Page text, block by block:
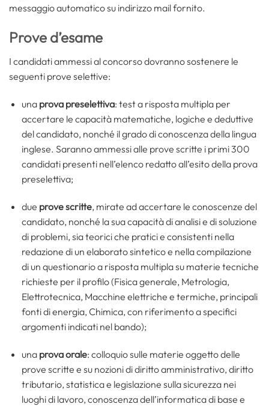
messaggio automatico su indirizzo mail fornito.
Prove d’esame
I candidati ammessi al concorso dovranno sostenere le
seguenti prove selettive:
una prova preselettiva: test a risposta multipla per
accertare le capacità matematiche, logiche e deduttive
del candidato, nonché il grado di conoscenza della lingua
inglese. Saranno ammessi alle prove scritte i primi 300
candidati presenti nell’elenco redatto all’esito della prova
preselettiva;
due prove scritte, mirate ad accertare le conoscenze del
candidato, nonché la sua capacità di analisi e di soluzione
di problemi, sia teorici che pratici e consistenti nella
redazione di un elaborato sintetico e nella compilazione
di un questionario a risposta multipla su materie tecniche
richieste per il profilo (Fisica generale, Metrologia,
Elettrotecnica, Macchine elettriche e termiche, principali
fonti di energia, Chimica, con riferimento a specifici
argomenti indicati nel bando);
una prova orale: colloquio sulle materie oggetto delle
prove scritte e su nozioni di diritto amministrativo, diritto
tributario, statistica e legislazione sulla sicurezza nei
luoghi di lavoro, conoscenza dell’informatica di base e